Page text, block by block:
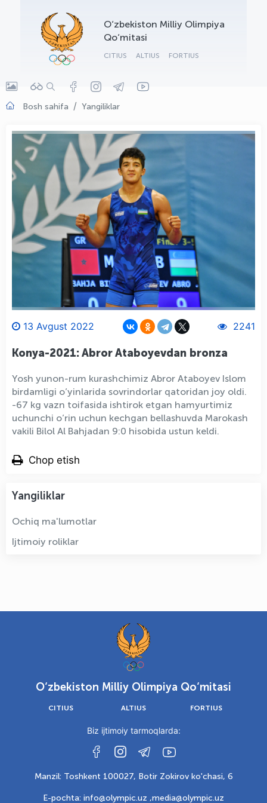
O‘zbekiston Milliy Olimpiya
Qo‘mitasi
CITIUS ALTIUS FORTIUS
Bosh sahifa Yangiliklar
13 Avgust 2022 2241
Konya-2021: Abror Ataboyevdan bronza
Yosh yunon-rum kurashchimiz Abror Ataboyev Islom
birdamligi o’yinlarida sovrindorlar qatoridan joy oldi.
-67 kg vazn toifasida ishtirok etgan hamyurtimiz
uchunchi o’rin uchun kechgan bellashuvda Marokash
vakili Bilol Al Bahjadan 9:0 hisobida ustun keldi.
Chop etish
Yangiliklar
Ochiq ma'lumotlar
Ijtimoiy roliklar
O‘zbekiston Milliy Olimpiya Qo‘mitasi
CITIUS ALTIUS FORTIUS
Biz ijtimoiy tarmoqlarda:
Manzil: Toshkent 100027, Botir Zokirov ko'chasi, 6
E-pochta: info@olympic.uz ,media@olympic.uz
OLYMPCHIK AI - yordamchi
Onlayn · olympic.uz